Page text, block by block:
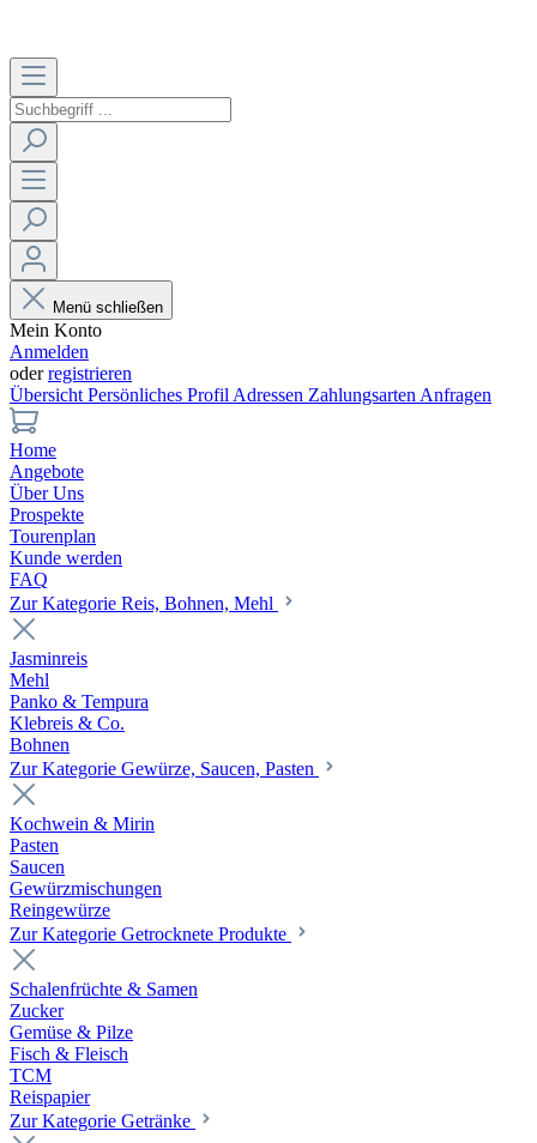
Menü schließen
Mein Konto
Anmelden
oderregistrieren
Übersicht Persönliches Profil Adressen Zahlungsarten Anfragen
Home
Angebote
Über Uns
Prospekte
Tourenplan
Kunde werden
FAQ
Zur Kategorie Reis, Bohnen, Mehl
Jasminreis
Mehl
Panko & Tempura
Klebreis & Co.
Bohnen
Zur Kategorie Gewürze, Saucen, Pasten
Kochwein & Mirin
Pasten
Saucen
Gewürzmischungen
Reingewürze
Zur Kategorie Getrocknete Produkte
Schalenfrüchte & Samen
Zucker
Gemüse & Pilze
Fisch & Fleisch
TCM
Reispapier
Zur Kategorie Getränke